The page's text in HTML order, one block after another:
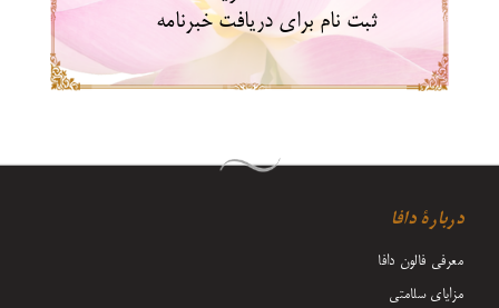
ثبت نام برای دریافت خبرنامه
دربارۀ دافا
معرفی فالون دافا
مزایای سلامتی